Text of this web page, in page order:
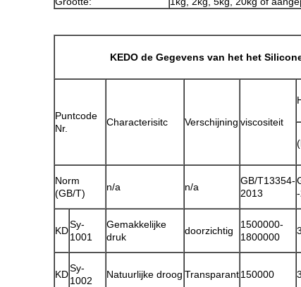
KEDO de Gegevens van het het
Puntcode
Nr.
Characterisitc Verschijning viscositeit
Norm
(GB/T)
n/a n/a
GB/T13354-
2013
KD
Sy-
1001
Gemakkelijke
druk
doorzichtig
1500000-
1800000
KD
Sy-
1002
Natuurlijke droog Transparant150000